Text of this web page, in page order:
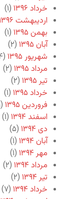
خرداد ۱۳۹۶
(۱)
اردیبهشت ۱۳۹۶
بهمن ۱۳۹۵
(۱)
آبان ۱۳۹۵
(۲)
شهریور ۱۳۹۵
(۴)
مرداد ۱۳۹۵
(۲)
تیر ۱۳۹۵
(۲)
خرداد ۱۳۹۵
(۱)
فروردین ۱۳۹۵
(۱)
اسفند ۱۳۹۴
(۱)
دی ۱۳۹۴
(۵)
آبان ۱۳۹۴
(۱)
مهر ۱۳۹۴
(۱)
مرداد ۱۳۹۴
(۲)
تیر ۱۳۹۴
(۲)
خرداد ۱۳۹۴
(۷)